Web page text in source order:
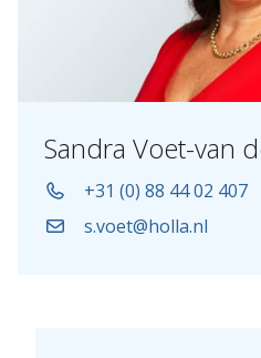
Sandra Voet-van
+31 (0) 88 44 02 407
s.voet@holla.nl